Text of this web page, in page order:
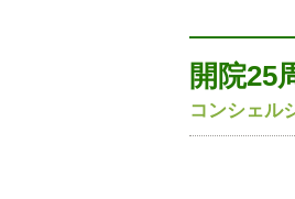
開院25
コンシェル